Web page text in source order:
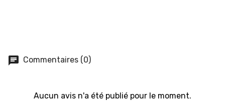
chat Commentaires (0)
Aucun avis n'a été publié pour le moment.